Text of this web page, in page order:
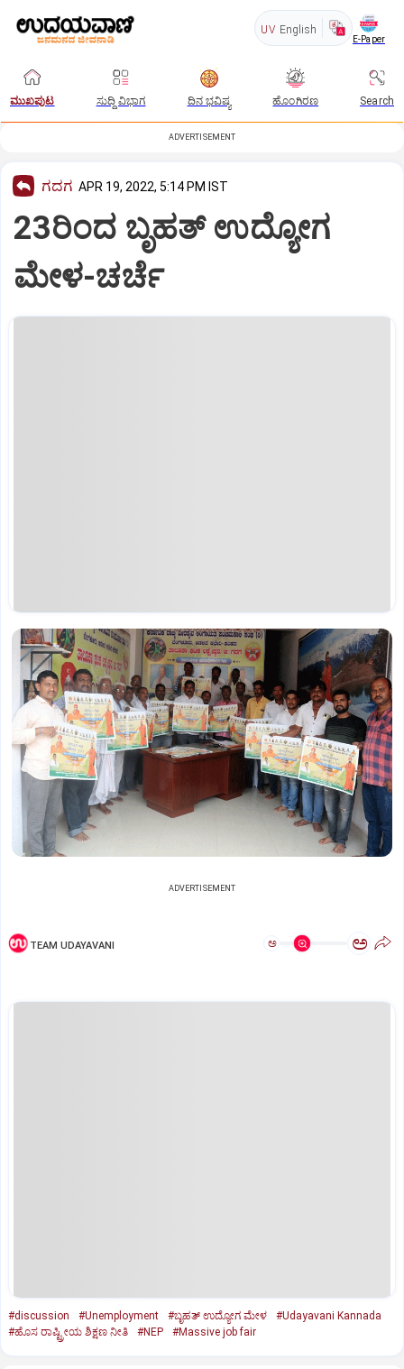
UV English
E-Paper
ಮುಖಪುಟ ಸುದ್ದಿ ವಿಭಾಗ ದಿನ ಭವಿಷ್ಯ ಹೊಂಗಿರಣ Search
ADVERTISEMENT
ಗದಗ APR 19, 2022, 5:14 PM IST
23ರಿಂದ ಬೃಹತ್‌ ಉದ್ಯೋಗ
ಮೇಳ-ಚರ್ಚೆ
ADVERTISEMENT
TEAM UDAYAVANI ಅ ಅ
#discussion #Unemployment #ಬೃಹತ್‌ ಉದ್ಯೋಗ ಮೇಳ
#Udayavani Kannada
#ಹೊಸ ರಾಷ್ಟ್ರೀಯ ಶಿಕ್ಷಣ ನೀತಿ
#NEP #Massive job fair